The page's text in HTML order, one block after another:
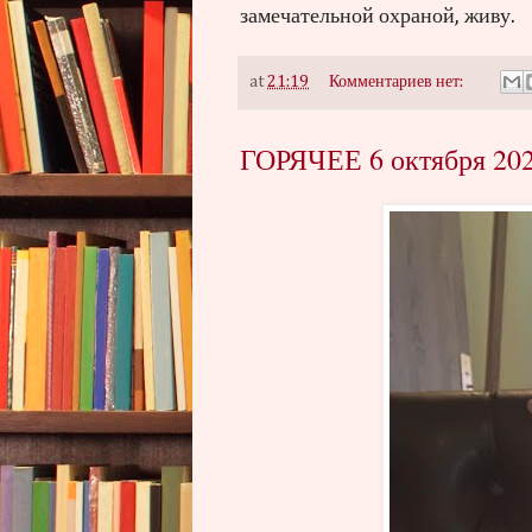
замечательной охраной, живу.
at21:19 Комментариев нет:
ГОРЯЧЕЕ 6 октября